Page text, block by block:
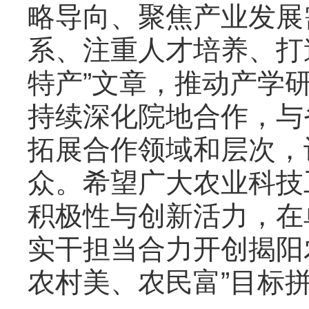
略导向、聚焦产业发
系、注重人才培养、
特产”文章，推动产学
持续深化院地合作，
拓展合作领域和层次
众。希望广大农业科
积极性与创新活力，
实干担当合力开创揭
农村美、农民富”目标